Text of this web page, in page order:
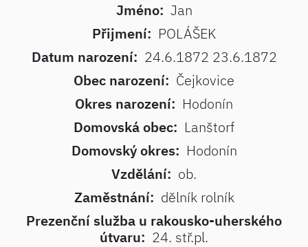
Jméno: Jan
Přijmení: POLÁŠEK
Datum narození: 24.6.1872 23.6.1872
Obec narození: Čejkovice
Okres narození: Hodonín
Domovská obec: Lanštorf
Domovský okres: Hodonín
Vzdělání: ob.
Zaměstnání: dělník rolník
Prezenční služba u rakousko-uherského
útvaru: 24. stř.pl.